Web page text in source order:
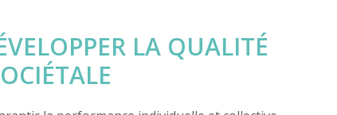
LA QUALITÉ